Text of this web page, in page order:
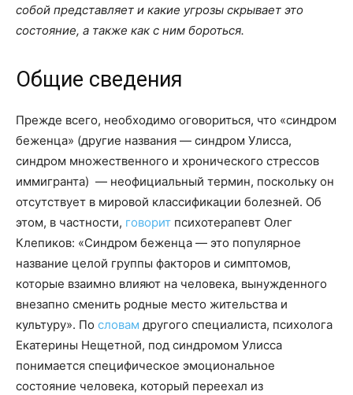
собой представляет и какие угрозы скрывает это
состояние, а также как с ним бороться.
Общие сведения
Прежде всего, необходимо оговориться, что «синдром
беженца» (другие названия — синдром Улисса,
синдром множественного и хронического стрессов
иммигранта) — неофициальный термин, поскольку он
отсутствует в мировой классификации болезней. Об
этом, в частности, говорит психотерапевт Олег
Клепиков: «Синдром беженца — это популярное
название целой группы факторов и симптомов,
которые взаимно влияют на человека, вынужденного
внезапно сменить родные место жительства и
культуру». По словам другого специалиста, психолога
Екатерины Нещетной, под синдромом Улисса
понимается специфическое эмоциональное
состояние человека, который переехал из